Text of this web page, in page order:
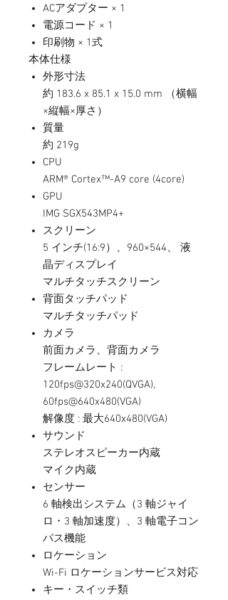
ACアダプター × 1
電源コード × 1
印刷物 × 1式
本体仕様
外形寸法
約 183.6 x 85.1 x 15.0 mm （横幅
×縦幅×厚さ）
質量
約 219g
CPU
ARM® Cortex™-A9 core (4core)
GPU
IMG SGX543MP4+
スクリーン
5 インチ(16:9）、960×544、 液
晶ディスプレイ
マルチタッチスクリーン
背面タッチパッド
マルチタッチパッド
カメラ
前⾯カメラ、背⾯カメラ
フレームレート :
120fps@320x240(QVGA),
60fps@640x480(VGA)
解像度 : 最⼤640x480(VGA)
サウンド
ステレオスピーカー内蔵
マイク内蔵
センサー
6 軸検出システム（3 軸ジャイ
ロ・3 軸加速度）、3 軸電⼦コン
パス機能
ロケーション
Wi-Fi ロケーションサービス対応
キー・スイッチ類